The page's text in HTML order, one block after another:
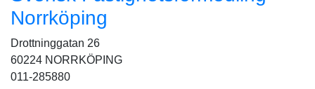
Norrköping
Drottninggatan 26
60224 NORRKÖPING
011-285880